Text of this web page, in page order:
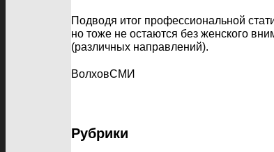
Подводя итог профессиональной
но тоже не остаются без женского
(различных направлений).
ВолховСМИ
Рубрики